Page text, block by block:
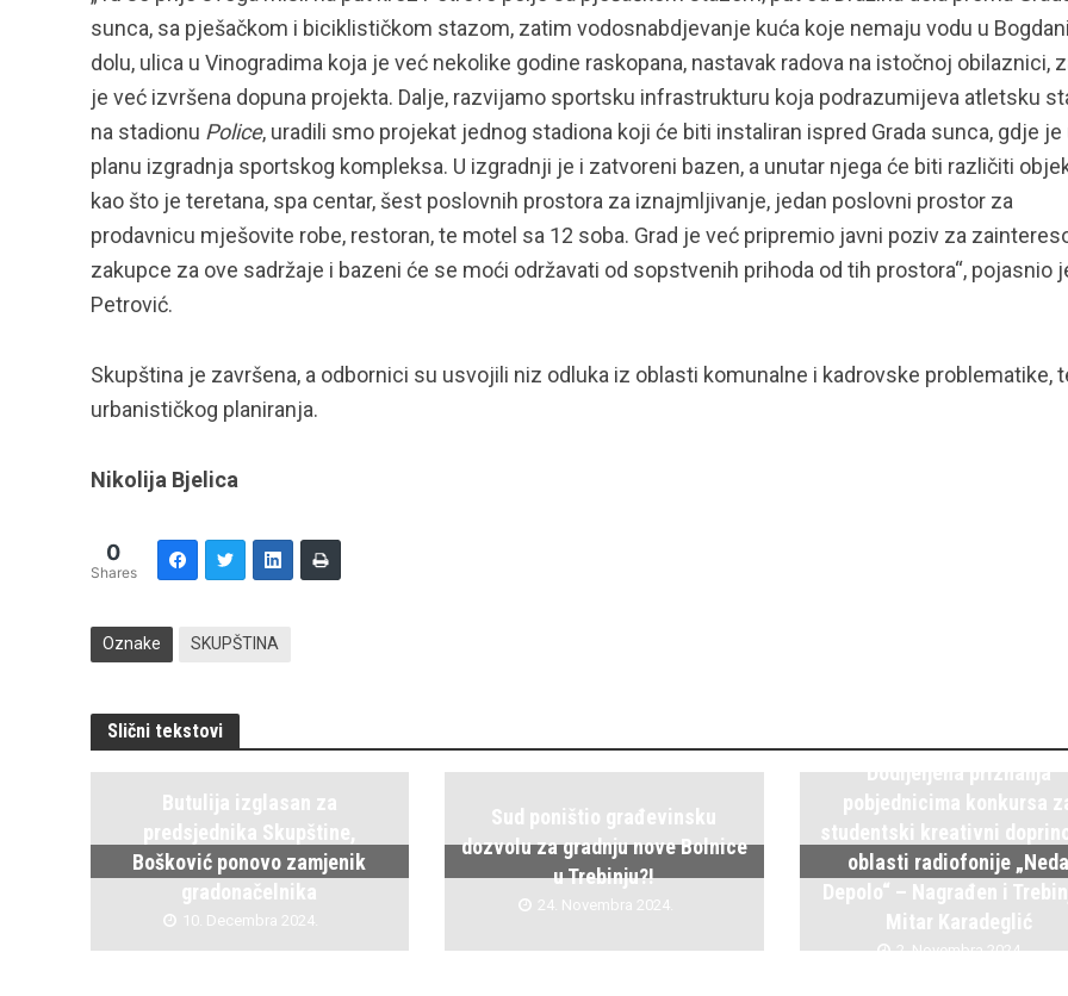
sunca, sa pješačkom i biciklističkom stazom, zatim vodosnabdjevanje kuća koje nemaju vodu u
dolu, ulica u Vinogradima koja je već nekolike godine raskopana, nastavak radova na istočnoj obilaznici,
je već izvršena dopuna projekta. Dalje, razvijamo sportsku infrastrukturu koja podrazumijeva atletsku
na stadionu Police, uradili smo projekat jednog stadiona koji će biti instaliran ispred Grada sunca, gdje je
planu izgradnja sportskog kompleksa. U izgradnji je i zatvoreni bazen, a unutar njega će biti različiti
kao što je teretana, spa centar, šest poslovnih prostora za iznajmljivanje, jedan poslovni prostor za
prodavnicu mješovite robe, restoran, te motel sa 12 soba. Grad je već pripremio javni poziv za
zakupce za ove sadržaje i bazeni će se moći održavati od sopstvenih prihoda od tih prostora“, pojasnio
Petrović.
Skupština je završena, a odbornici su usvojili niz odluka iz oblasti komunalne i kadrovske problematike,
urbanističkog planiranja.
Nikolija Bjelica
0
Shares
Oznake SKUPŠTINA
Slični tekstovi
Butulija izglasan za
predsjednika Skupštine,
Bošković ponovo zamjenik
gradonačelnika
10. Decembra 2024.
Sud poništio građevinsku
dozvolu za gradnju nove Bolnice
u Trebinju?!
24. Novembra 2024.
Dodijeljena priznanja
pobjednicima konkursa
studentski kreativni
oblasti radiofonije „Neda
Depolo“ – Nagrađen i
Mitar Karadeglić
2. Novembra 2024.